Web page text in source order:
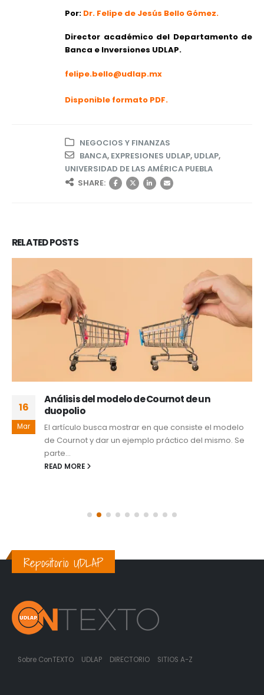
Por: Dr. Felipe de Jesús Bello Gómez.
Director académico del Departamento de
Banca e Inversiones UDLAP.
felipe.bello@udlap.mx
Disponible formato PDF.
NEGOCIOS Y FINANZAS
BANCA, EXPRESIONES UDLAP, UDLAP,
UNIVERSIDAD DE LAS AMÉRICA PUEBLA
SHARE:
RELATEDPOSTS
16
Mar
Análisis del modelo de Cournot de un
duopolio
El artículo busca mostrar en que consiste el modelo
de Cournot y dar un ejemplo práctico del mismo. Se
parte...
READ MORE
Repositorio UDLAP
Sobre ConTEXTO UDLAP DIRECTORIO SITIOS A-Z